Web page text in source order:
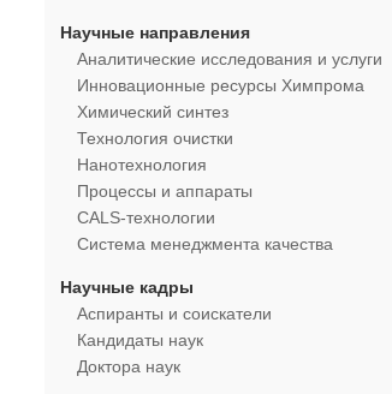
Научные направления
Аналитические исследования и услуги
Инновационные ресурсы Химпрома
Химический синтез
Технология очистки
Нанотехнология
Процессы и аппараты
CALS-технологии
Система менеджмента качества
Научные кадры
Аспиранты и соискатели
Кандидаты наук
Доктора наук